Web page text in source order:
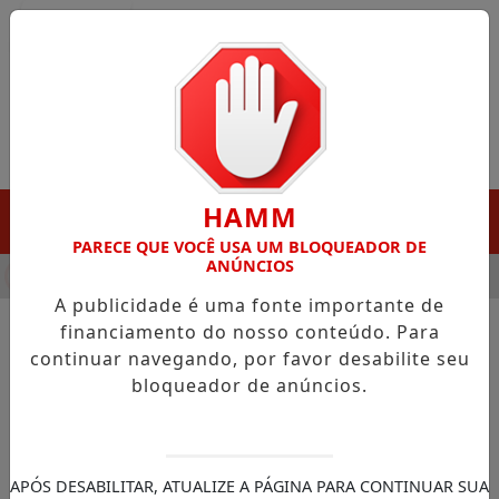
EM PORTO GRANDE COM ATUAÇÃO VOLTADA AO
NOTÍCIAS/SENADOR DAVI ALCOLUMBRE
Retomada da Amapá Minerals
e desenvolvimento no
HAMM
PARECE QUE VOCÊ USA UM BLOQUEADOR DE
ANÚNCIOS
A publicidade é uma fonte importante de
financiamento do nosso conteúdo. Para
continuar navegando, por favor desabilite seu
bloqueador de anúncios.
APÓS DESABILITAR, ATUALIZE A PÁGINA PARA CONTINUAR SUA